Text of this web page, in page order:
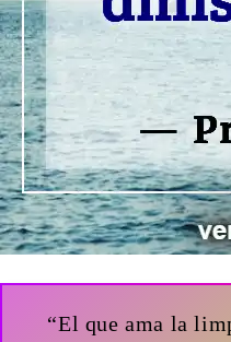
“El que ama la